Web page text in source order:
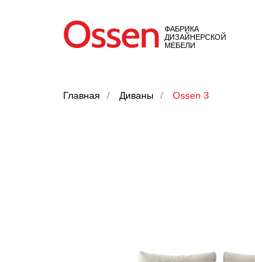
ФАБРИКА
ДИЗАЙНЕРСКОЙ
МЕБЕЛИ
Главная / Диваны / Ossen 3